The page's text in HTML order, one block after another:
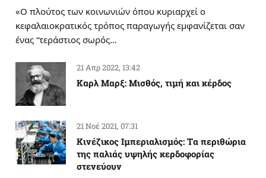
«Ο πλούτος των κοινωνιών όπου κυριαρχεί ο
κεφαλαιοκρατικός τρόπος παραγωγής εμφανίζεται σαν
ένας “τεράστιος σωρός…
21 Απρ 2022, 13:42
Καρλ Μαρξ: Μισθός, τιμή και κέρδος
21 Νοέ 2021, 07:31
Κινέζικος Ιμπεριαλισμός: Tα περιθώρια
της παλιάς υψηλής κερδοφορίας
στενεύουν